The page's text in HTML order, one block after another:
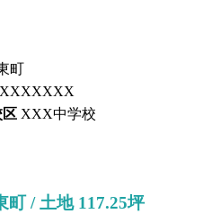
町
区 XXX中学校
町 / 土地 117.25坪